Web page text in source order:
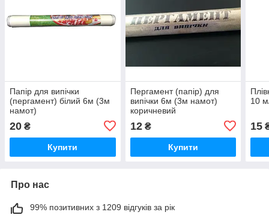
Папір для випічки
(пергамент) білий 6м (3м
намот)
20 ₴
Купити
Пергамент (папір) для
випічки 6м (3м намот)
коричневий
12₴
Купити
10
15
Про нас
99% позитивних з 1209 відгуків за рік